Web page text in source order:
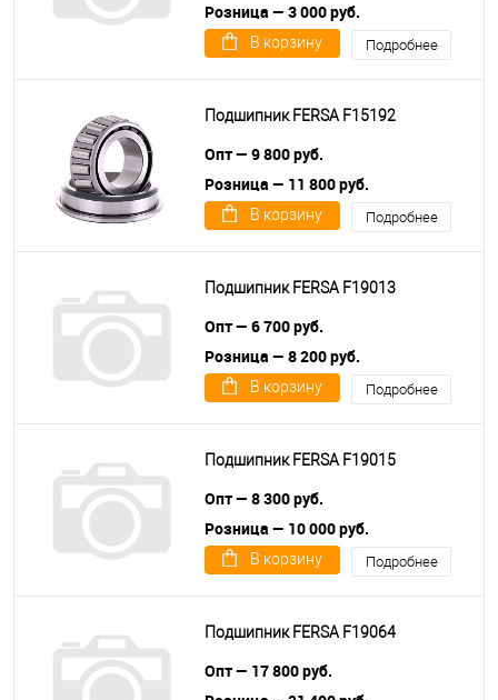
Розница — 3 000 руб.
В корзину Подробнее
Подшипник FERSA F15192
Опт — 9 800 руб.
Розница — 11 800 руб.
В корзину Подробнее
Подшипник FERSA F19013
Опт — 6 700 руб.
Розница — 8 200 руб.
В корзину Подробнее
Подшипник FERSA F19015
Опт — 8 300 руб.
Розница — 10 000 руб.
В корзину Подробнее
Подшипник FERSA F19064
Опт — 17 800 руб.